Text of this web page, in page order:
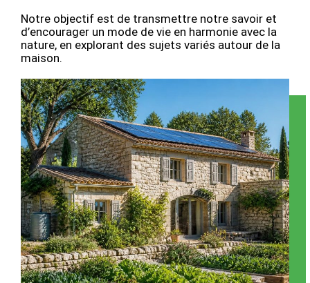
Notre objectif est de transmettre notre savoir et
d’encourager un mode de vie en harmonie avec la
nature, en explorant des sujets variés autour de la
maison.